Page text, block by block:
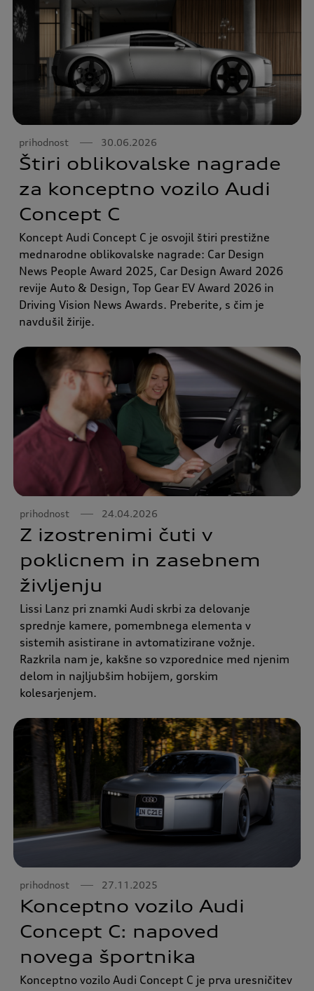
prihodnost 30.06.2026
Štiri oblikovalske nagrade
za konceptno vozilo Audi
Concept C
Koncept Audi Concept C je osvojil štiri prestižne
mednarodne oblikovalske nagrade: Car Design
News People Award 2025, Car Design Award 2026
revije Auto & Design, Top Gear EV Award 2026 in
Driving Vision News Awards. Preberite, s čim je
navdušil žirije.
prihodnost 24.04.2026
Z izostrenimi čuti v
poklicnem in zasebnem
življenju
Lissi Lanz pri znamki Audi skrbi za delovanje
sprednje kamere, pomembnega elementa v
sistemih asistirane in avtomatizirane vožnje.
Razkrila nam je, kakšne so vzporednice med njenim
delom in najljubšim hobijem, gorskim
kolesarjenjem.
prihodnost 27.11.2025
Konceptno vozilo Audi
Concept C: napoved
novega športnika
Konceptno vozilo Audi Concept C je prva uresničitev